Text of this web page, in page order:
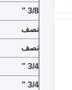
3/8 "
نصف
نصف
3/4 "
3/4 "